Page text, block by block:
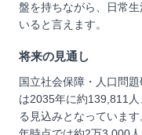
盤を持ちながら、日常
いると言えます。
将来の見通し
国立社会保障・人口問
は2035年に約139,811
る見込みとなっていま